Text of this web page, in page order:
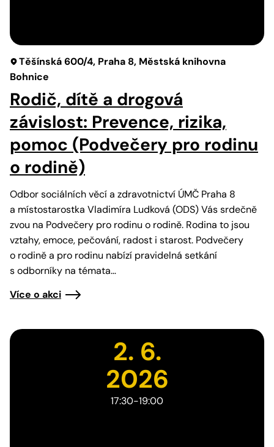
Těšínská 600/4, Praha 8, Městská knihovna
Bohnice
Rodič, dítě a drogová
závislost: Prevence, rizika,
pomoc (Podvečery pro rodinu
o rodině)
Odbor sociálních věcí a zdravotnictví ÚMČ Praha 8
a místostarostka Vladimíra Ludková (ODS) Vás srdečně
zvou na Podvečery pro rodinu o rodině. Rodina to jsou
vztahy, emoce, pečování, radost i starost. Podvečery
o rodině a pro rodinu nabízí pravidelná setkání
s odborníky na témata…
Více o akci
2. 6.
2026
17:30-19:00